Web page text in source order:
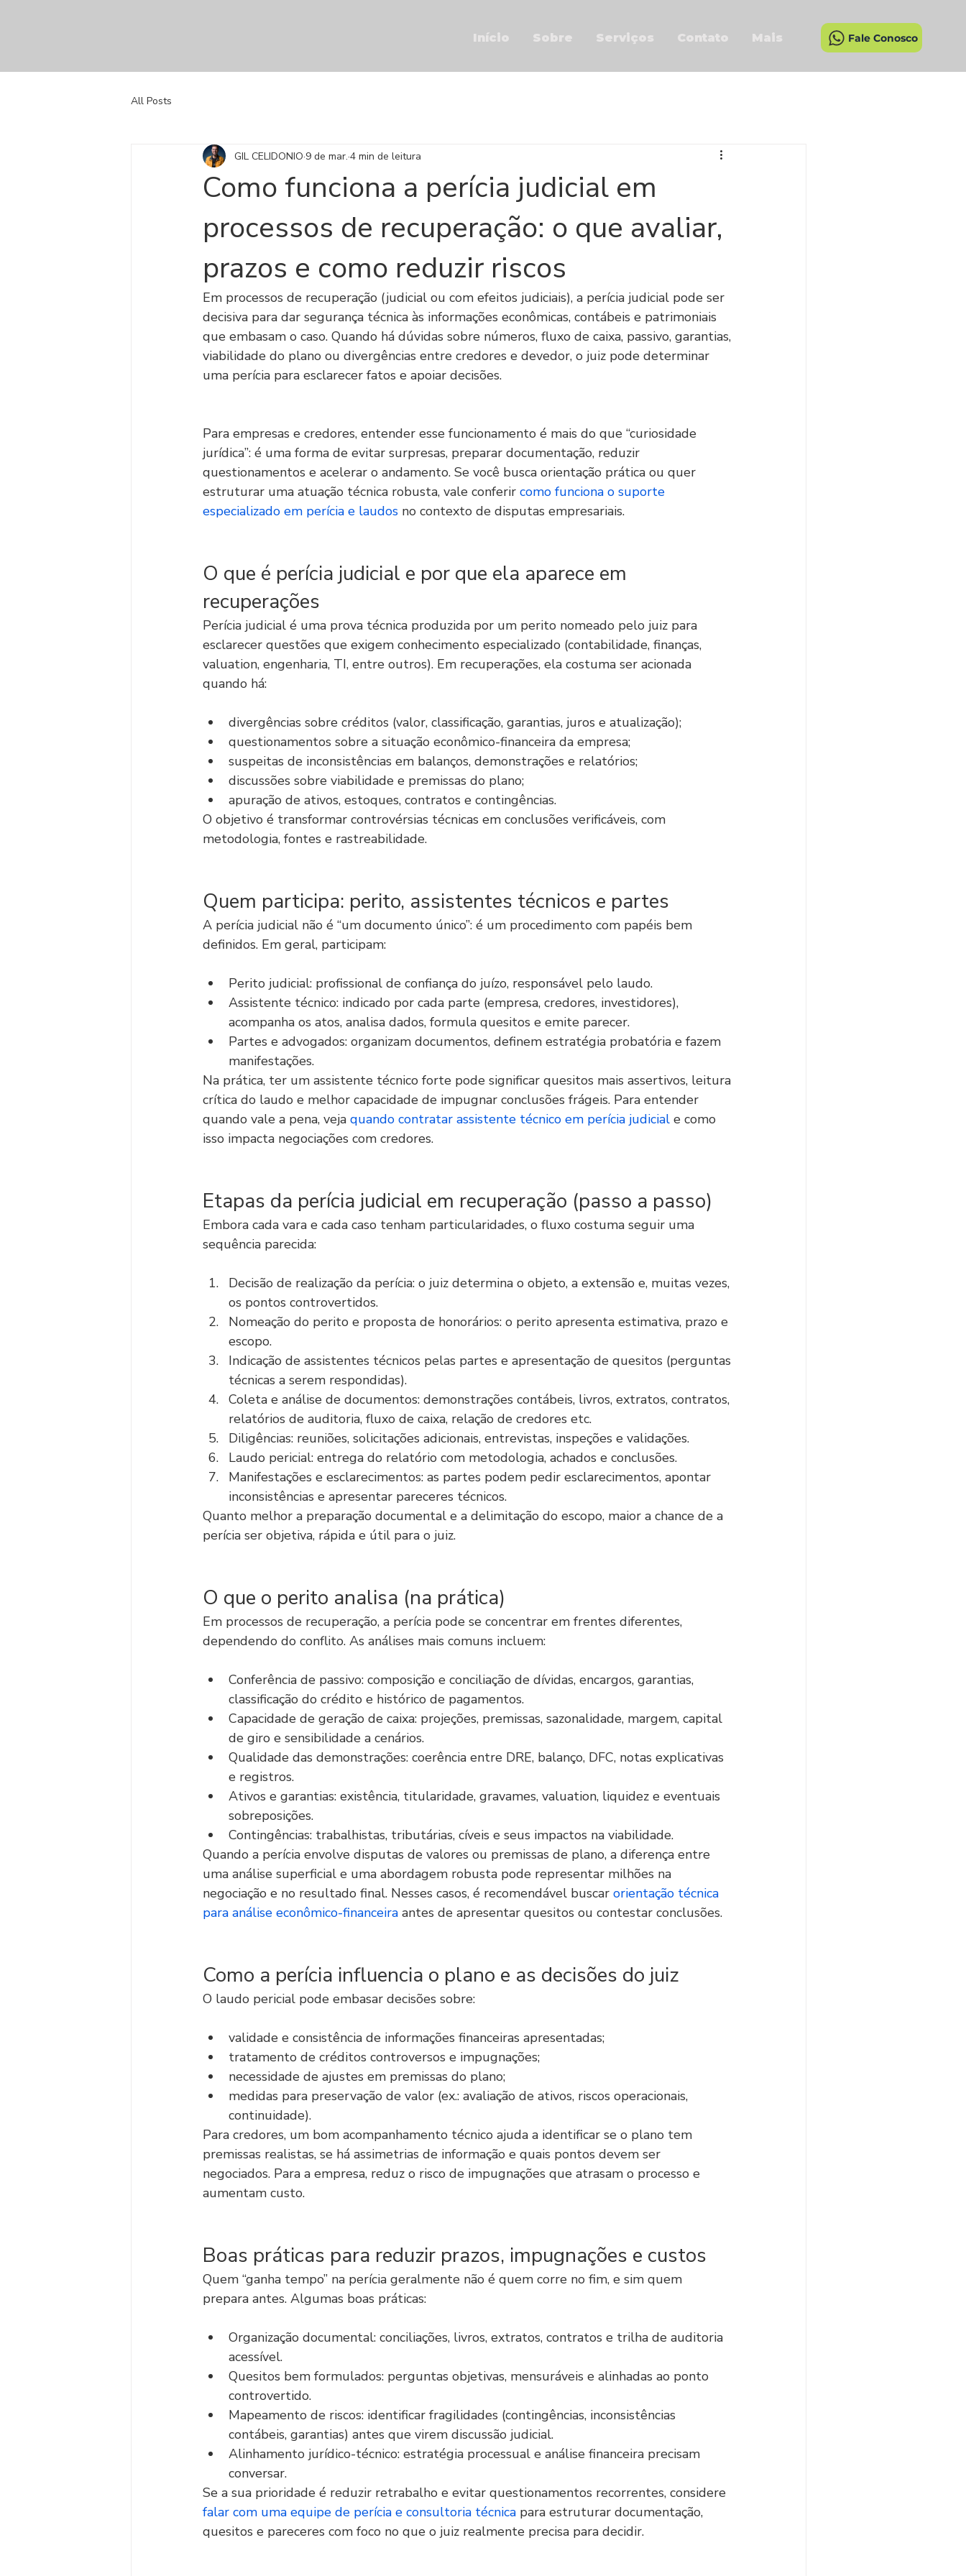
Início Sobre Serviços Contato Mais Fale Conosco
All Posts
Como funciona a perícia judicial em
processos de recuperação: o que avaliar,
prazos e como reduzir riscos
GIL CELIDONIO 9 de mar. 4 min de leitura
Em processos de recuperação (judicial ou com efeitos judiciais), a perícia judicial pode ser
decisiva para dar segurança técnica às informações econômicas, contábeis e patrimoniais
que embasam o caso. Quando há dúvidas sobre números, fluxo de caixa, passivo, garantias,
viabilidade do plano ou divergências entre credores e devedor, o juiz pode determinar
uma perícia para esclarecer fatos e apoiar decisões.
Para empresas e credores, entender esse funcionamento é mais do que “curiosidade
jurídica”: é uma forma de evitar surpresas, preparar documentação, reduzir
questionamentos e acelerar o andamento. Se você busca orientação prática ou quer
estruturar uma atuação técnica robusta, vale conferir como funciona o suporte
especializado em perícia e laudos no contexto de disputas empresariais.
O que é perícia judicial e por que ela aparece em
recuperações
Perícia judicial é uma prova técnica produzida por um perito nomeado pelo juiz para
esclarecer questões que exigem conhecimento especializado (contabilidade, finanças,
valuation, engenharia, TI, entre outros). Em recuperações, ela costuma ser acionada
quando há:
divergências sobre créditos (valor, classificação, garantias, juros e atualização);
questionamentos sobre a situação econômico-financeira da empresa;
suspeitas de inconsistências em balanços, demonstrações e relatórios;
discussões sobre viabilidade e premissas do plano;
apuração de ativos, estoques, contratos e contingências.
O objetivo é transformar controvérsias técnicas em conclusões verificáveis, com
metodologia, fontes e rastreabilidade.
Quem participa: perito, assistentes técnicos e partes
A perícia judicial não é “um documento único”: é um procedimento com papéis bem
definidos. Em geral, participam:
Perito judicial: profissional de confiança do juízo, responsável pelo laudo.
Assistente técnico: indicado por cada parte (empresa, credores, investidores),
acompanha os atos, analisa dados, formula quesitos e emite parecer.
Partes e advogados: organizam documentos, definem estratégia probatória e fazem
manifestações.
Na prática, ter um assistente técnico forte pode significar quesitos mais assertivos, leitura
crítica do laudo e melhor capacidade de impugnar conclusões frágeis. Para entender
quando vale a pena, veja quando contratar assistente técnico em perícia judicial e como
isso impacta negociações com credores.
Etapas da perícia judicial em recuperação (passo a passo)
Embora cada vara e cada caso tenham particularidades, o fluxo costuma seguir uma
sequência parecida:
Decisão de realização da perícia: o juiz determina o objeto, a extensão e, muitas vezes,
os pontos controvertidos.
Nomeação do perito e proposta de honorários: o perito apresenta estimativa, prazo e
escopo.
Indicação de assistentes técnicos pelas partes e apresentação de quesitos (perguntas
técnicas a serem respondidas).
Coleta e análise de documentos: demonstrações contábeis, livros, extratos, contratos,
relatórios de auditoria, fluxo de caixa, relação de credores etc.
Diligências: reuniões, solicitações adicionais, entrevistas, inspeções e validações.
Laudo pericial: entrega do relatório com metodologia, achados e conclusões.
Manifestações e esclarecimentos: as partes podem pedir esclarecimentos, apontar
inconsistências e apresentar pareceres técnicos.
Quanto melhor a preparação documental e a delimitação do escopo, maior a chance de a
perícia ser objetiva, rápida e útil para o juiz.
O que o perito analisa (na prática)
Em processos de recuperação, a perícia pode se concentrar em frentes diferentes,
dependendo do conflito. As análises mais comuns incluem:
Conferência de passivo: composição e conciliação de dívidas, encargos, garantias,
classificação do crédito e histórico de pagamentos.
Capacidade de geração de caixa: projeções, premissas, sazonalidade, margem, capital
de giro e sensibilidade a cenários.
Qualidade das demonstrações: coerência entre DRE, balanço, DFC, notas explicativas
e registros.
Ativos e garantias: existência, titularidade, gravames, valuation, liquidez e eventuais
sobreposições.
Contingências: trabalhistas, tributárias, cíveis e seus impactos na viabilidade.
Quando a perícia envolve disputas de valores ou premissas de plano, a diferença entre
uma análise superficial e uma abordagem robusta pode representar milhões na
negociação e no resultado final. Nesses casos, é recomendável buscar orientação técnica
para análise econômico-financeira antes de apresentar quesitos ou contestar conclusões.
Como a perícia influencia o plano e as decisões do juiz
O laudo pericial pode embasar decisões sobre:
validade e consistência de informações financeiras apresentadas;
tratamento de créditos controversos e impugnações;
necessidade de ajustes em premissas do plano;
medidas para preservação de valor (ex.: avaliação de ativos, riscos operacionais,
continuidade).
Para credores, um bom acompanhamento técnico ajuda a identificar se o plano tem
premissas realistas, se há assimetrias de informação e quais pontos devem ser
negociados. Para a empresa, reduz o risco de impugnações que atrasam o processo e
aumentam custo.
Boas práticas para reduzir prazos, impugnações e custos
Quem “ganha tempo” na perícia geralmente não é quem corre no fim, e sim quem
prepara antes. Algumas boas práticas:
Organização documental: conciliações, livros, extratos, contratos e trilha de auditoria
acessível.
Quesitos bem formulados: perguntas objetivas, mensuráveis e alinhadas ao ponto
controvertido.
Mapeamento de riscos: identificar fragilidades (contingências, inconsistências
contábeis, garantias) antes que virem discussão judicial.
Alinhamento jurídico-técnico: estratégia processual e análise financeira precisam
conversar.
Se a sua prioridade é reduzir retrabalho e evitar questionamentos recorrentes, considere
falar com uma equipe de perícia e consultoria técnica para estruturar documentação,
quesitos e pareceres com foco no que o juiz realmente precisa para decidir.